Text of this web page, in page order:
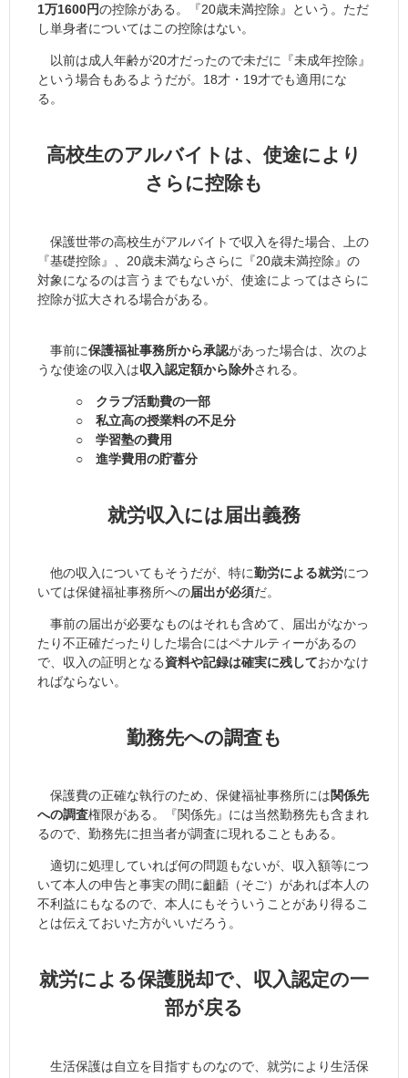
1万1600円の控除がある。『20歳未満控除』という。ただ
し単身者についてはこの控除はない。
以前は成人年齢が20才だったので未だに『未成年控除』
という場合もあるようだが。18才・19才でも適用にな
る。
高校生のアルバイトは、使途により
さらに控除も
保護世帯の高校生がアルバイトで収入を得た場合、上の
『基礎控除』、20歳未満ならさらに『20歳未満控除』の
対象になるのは言うまでもないが、使途によってはさらに
控除が拡大される場合がある。
事前に保護福祉事務所から承認があった場合は、次のよ
うな使途の収入は収入認定額から除外される。
○ クラブ活動費の一部
○ 私立高の授業料の不足分
○ 学習塾の費用
○ 進学費用の貯蓄分
就労収入には届出義務
他の収入についてもそうだが、特に勤労による就労につ
いては保健福祉事務所への届出が必須だ。
事前の届出が必要なものはそれも含めて、届出がなかっ
たり不正確だったりした場合にはペナルティーがあるの
で、収入の証明となる資料や記録は確実に残しておかなけ
ればならない。
勤務先への調査も
保護費の正確な執行のため、保健福祉事務所には関係先
への調査権限がある。『関係先』には当然勤務先も含まれ
るので、勤務先に担当者が調査に現れることもある。
適切に処理していれば何の問題もないが、収入額等につ
いて本人の申告と事実の間に齟齬（そご）があれば本人の
不利益にもなるので、本人にもそういうことがあり得るこ
とは伝えておいた方がいいだろう。
就労による保護脱却で、収入認定の一
部が戻る
生活保護は自立を目指すものなので、就労により生活保